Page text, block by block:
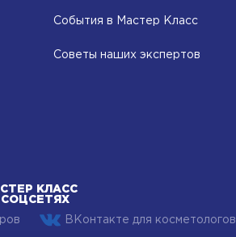
События в Мастер Класс
Советы наших экспертов
КЛАСС
СОЦСЕТЯХ
ВКонтакте для косметологов